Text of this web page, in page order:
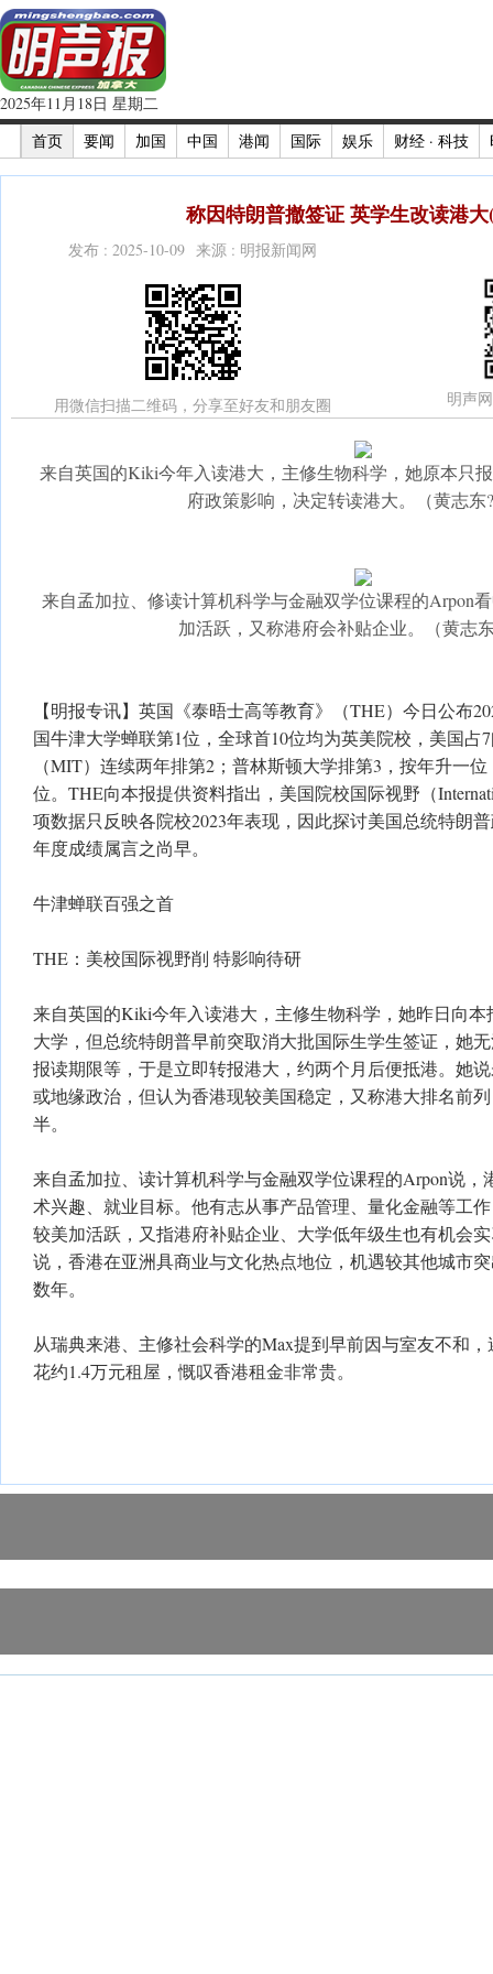
2025年11月18日 星期二
首页
要闻 加国 中国 港闻 国际 娱乐 财经 · 科技
称因特朗普撤签证 英学生改读港
发布 : 2025-10-09 来源 : 明报新闻网
用微信扫描二维码，分享至好友和朋友圈 明声
来自英国的Kiki今年入读港大，主修生物科学，她原本只
府政策影响，决定转读港大。（黄志东
来自孟加拉、修读计算机科学与金融双学位课程的Arpon
加活跃，又称港府会补贴企业。（黄志东
【明报专讯】英国《泰晤士高等教育》（THE）今日公布
国牛津大学蝉联第1位，全球首10位均为英美院校，美国占
（MIT）连续两年排第2；普林斯顿大学排第3，按年升一
位。THE向本报提供资料指出，美国院校国际视野（
项数据只反映各院校2023年表现，因此探讨美国总统特朗
年度成绩属言之尚早。
牛津蝉联百强之首
THE：美校国际视野削 特影响待研
来自英国的Kiki今年入读港大，主修生物科学，她昨日向本
大学，但总统特朗普早前突取消大批国际生学生签证，她
报读期限等，于是立即转报港大，约两个月后便抵港。她
或地缘政治，但认为香港现较美国稳定，又称港大排名前
半。
来自孟加拉、读计算机科学与金融双学位课程的Arpon说，
术兴趣、就业目标。他有志从事产品管理、量化金融等工
较美加活跃，又指港府补贴企业、大学低年级生也有机会
说，香港在亚洲具商业与文化热点地位，机遇较其他城市
数年。
从瑞典来港、主修社会科学的Max提到早前因与室友不和
花约1.4万元租屋，慨叹香港租金非常贵。